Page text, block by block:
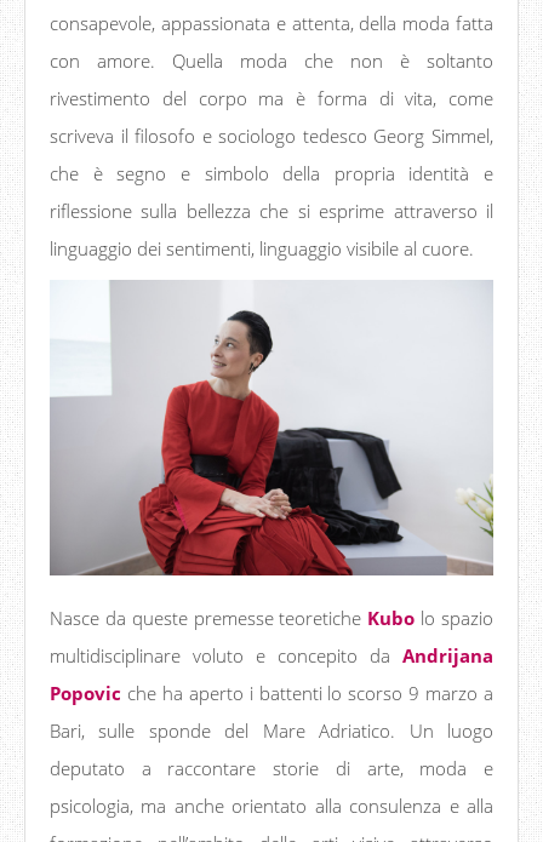
consapevole, appassionata e attenta, della moda fatta
con amore. Quella moda che non è soltanto
rivestimento del corpo ma è forma di vita, come
scriveva il filosofo e sociologo tedesco Georg Simmel,
che è segno e simbolo della propria identità e
riflessione sulla bellezza che si esprime attraverso il
linguaggio dei sentimenti, linguaggio visibile al cuore.
Nasce da queste premesse teoretiche Kubo lo spazio
multidisciplinare voluto e concepito da Andrijana
Popovic che ha aperto i battenti lo scorso 9 marzo a
Bari, sulle sponde del Mare Adriatico. Un luogo
deputato a raccontare storie di arte, moda e
psicologia, ma anche orientato alla consulenza e alla